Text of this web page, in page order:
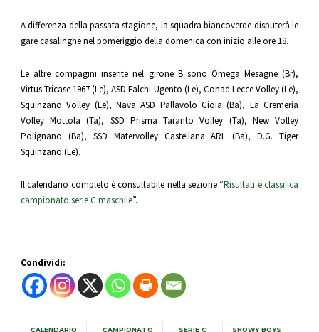
A differenza della passata stagione, la squadra biancoverde disputerà le
gare casalinghe nel pomeriggio della domenica con inizio alle ore 18.
Le altre compagini inserite nel girone B sono Omega Mesagne (Br),
Virtus Tricase 1967 (Le), ASD Falchi Ugento (Le), Conad Lecce Volley (Le),
Squinzano Volley (Le), Nava ASD Pallavolo Gioia (Ba), La Cremeria
Volley Mottola (Ta), SSD Prisma Taranto Volley (Ta), New Volley
Polignano (Ba), SSD Matervolley Castellana ARL (Ba), D.G. Tiger
Squinzano (Le).
Il calendario completo è consultabile nella sezione “Risultati e classifica
campionato serie C maschile”.
Condividi:
CALENDARIO CAMPIONATO SERIE C SHOWY BOYS